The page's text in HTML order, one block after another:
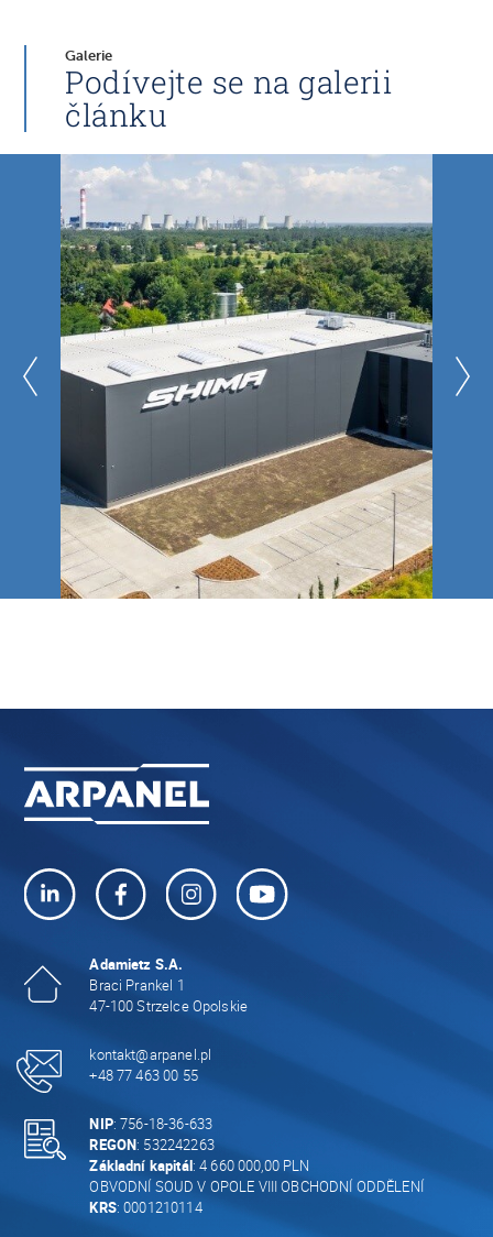
Galerie
Podívejte se na galerii
článku
Adamietz S.A.
Braci Prankel 1
47-100 Strzelce Opolskie
kontakt@arpanel.pl
+48 77 463 00 55
NIP: 756-18-36-633
REGON: 532242263
Základní kapitál: 4 660 000,00 PLN
OBVODNÍ SOUD V OPOLE VIII OBCHODNÍ ODDĚLENÍ
KRS: 0001210114